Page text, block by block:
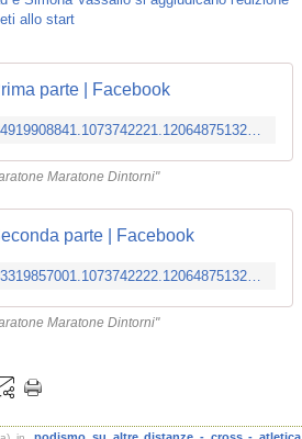
parte | Facebook
Maratone Dintorni"
parte | Facebook
Maratone Dintorni"
podismo su altre distanze - cross - atletica